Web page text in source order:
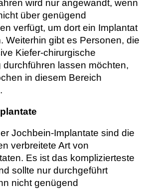
wird nur angewandt, wenn
über genügend
verfügt, um dort ein Implantat
Weiterhin gibt es Personen, die
Kiefer-chirurgische
durchführen lassen möchten,
in diesem Bereich
Jochbein-Implantate sind die
verbreitete Art von
Es ist das komplizierteste
sollte nur durchgeführt
nicht genügend